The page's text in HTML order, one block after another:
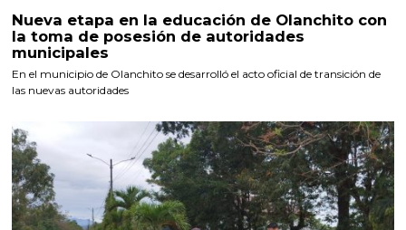
Nueva etapa en la educación de Olanchito con
la toma de posesión de autoridades
municipales
En el municipio de Olanchito se desarrolló el acto oficial de transición de
las nuevas autoridades